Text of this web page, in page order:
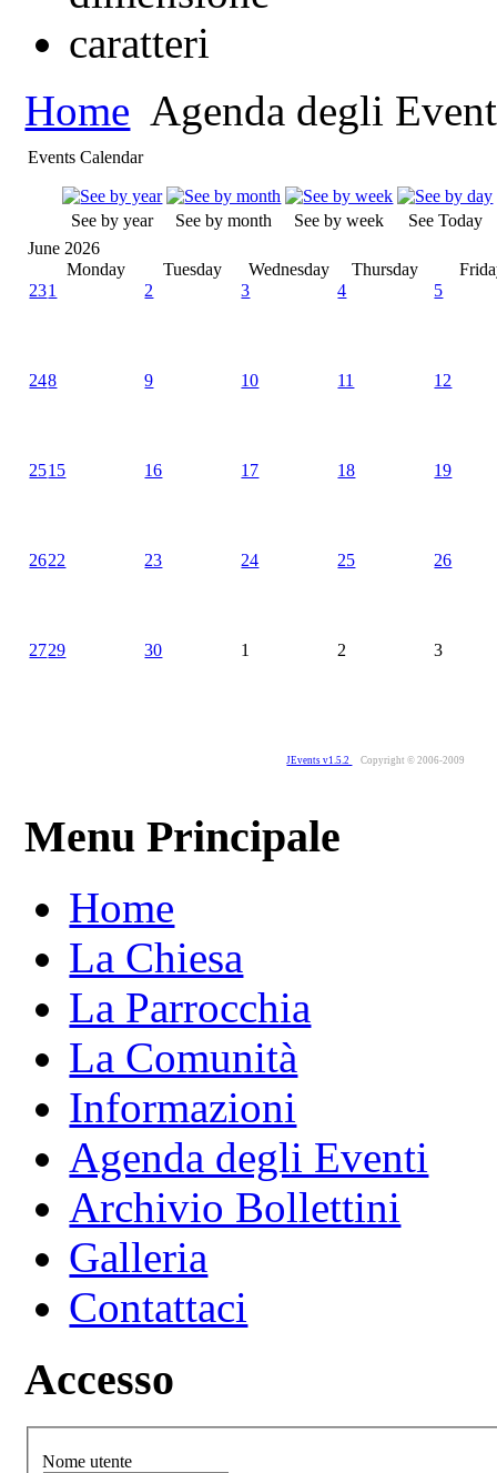
Home Agenda degli
Events Calendar
See by year See by month See by week
See Today
June 2026
Monday
Tuesday Wednesday Thursday
231 2 3 4 5
248 9 10 11 12
2515 16 17 18 19
2622 23 24 25 26
2729 30 1 2 3
JEvents v1.5.2 Copyright © 2006-2009
Menu Principale
Home
La Chiesa
La Parrocchia
La Comunità
Informazioni
Agenda degli Eventi
Archivio Bollettini
Galleria
Contattaci
Accesso
Nome utente